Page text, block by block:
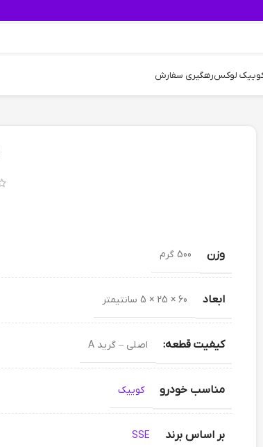
کوییک لوکسرهگیری سفارش
وزن 500 گرم
ابعاد 60 × 25 × 5 سانتیمتر
کیفیت قطعه: اصلی – گرید A
مناسب خودرو کوییک
بر اساس برند SSE